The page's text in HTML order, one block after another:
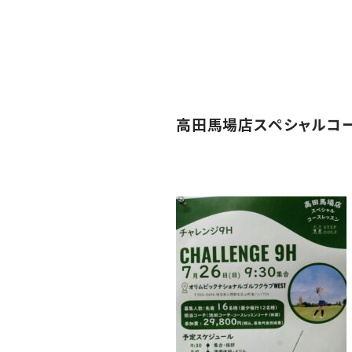
高田馬場店スペシャルコ